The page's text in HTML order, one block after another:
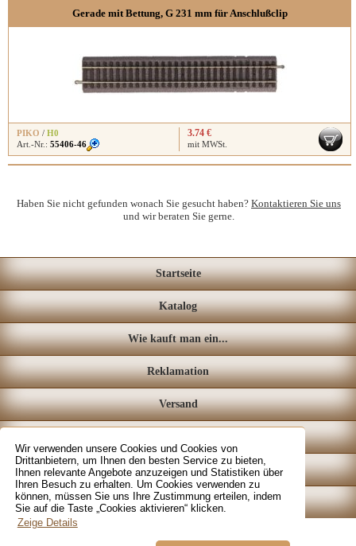
Wir verwenden unsere Cookies und Cookies von
Drittanbietern, um Ihnen den besten Service zu bieten,
Ihnen relevante Angebote anzuzeigen und Statistiken über
Ihren Besuch zu erhalten. Um Cookies verwenden zu
können, müssen Sie uns Ihre Zustimmung erteilen, indem
Sie auf die Taste „Cookies aktivieren“ klicken.
Zeige Details
Gerade mit Bettung, G 231 mm für Anschlußclip
PIKO / H0
Art.-Nr.: 55406-46
3.74 €
mit MWSt.
Haben Sie nicht gefunden wonach Sie gesucht haben?Kontaktieren Sie uns
und wir beraten Sie gerne.
Startseite
Katalog
Wie kauft man ein...
Reklamation
Versand
Fachgeschäft
Kontakt